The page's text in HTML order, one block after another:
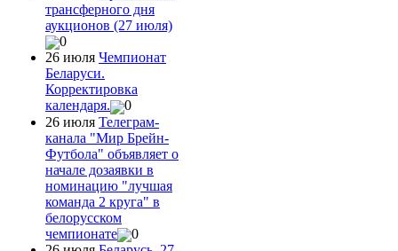
трансферного дня
аукционов (27 июля)
0
26 июля Чемпионат
Беларуси.
Корректировка
календаря.
0
26 июля Телеграм-
канала "Мир Брейн-
Футбола" объявляет о
начале дозаявки в
номинацию "лучшая
команда 2 круга" в
белорусском
чемпионате
0